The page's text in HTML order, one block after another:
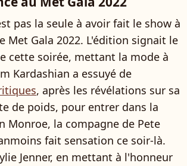
pas la seule à avoir fait le show à
Met Gala 2022. L'édition signait le
cette soirée, mettant la mode à
Kardashian a essuyé de
, après les révélations sur sa
de poids, pour entrer dans la
Monroe, la compagne de Pete
fait sensation ce soir-là.
Jenner, en mettant à l'honneur